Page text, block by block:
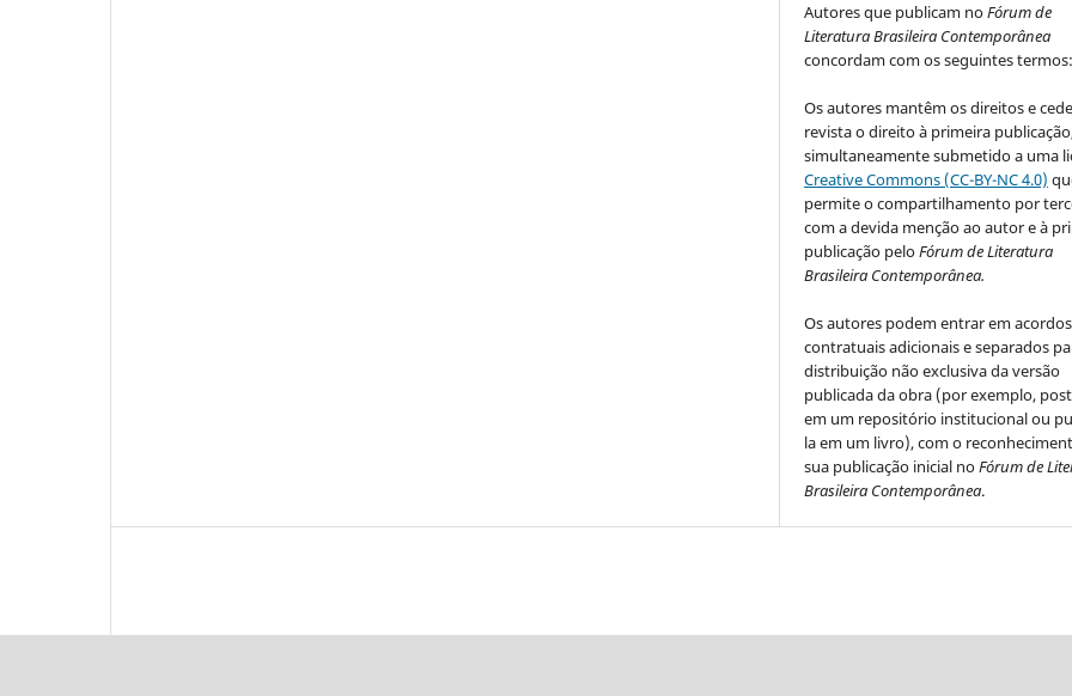
Autores que publicam noFórum de
Literatura Brasileira Contemporânea
concordam com os seguintes termos:
Os autores mantêm os direitos e
revista o direito à primeira
simultaneamente submetido a uma
Creative Commons (CC-BY-NC 4.0)
permite o compartilhamento por
com a devida menção ao autor e à
publicação peloFórum de Literatura
Brasileira Contemporânea.
Os autores podem entrar em acordos
contratuais adicionais e separados
distribuição não exclusiva da versão
publicada da obra (por exemplo,
em um repositório institucional ou
la em um livro), com o
sua publicação inicial noFórum de
Brasileira Contemporânea.